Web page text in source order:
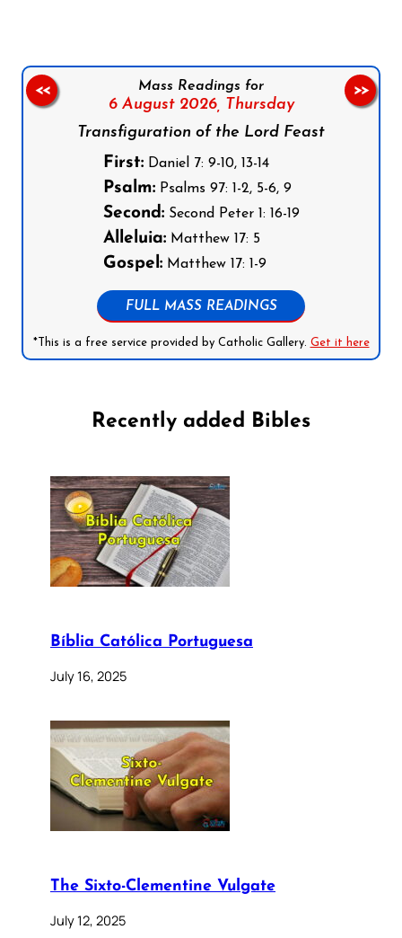
Mass Readings for
6 August 2026, Thursday
Transfiguration of the Lord Feast
First:Daniel 7: 9-10, 13-14
Psalm:Psalms 97: 1-2, 5-6, 9
Second:Second Peter 1: 16-19
Alleluia:Matthew 17: 5
Gospel:Matthew 17: 1-9
FULL MASS READINGS
*This is a free service provided by Catholic Gallery. Get it here
<< >>
Recently added Bibles
Bíblia Católica Portuguesa
July 16, 2025
The Sixto-Clementine Vulgate
July 12, 2025